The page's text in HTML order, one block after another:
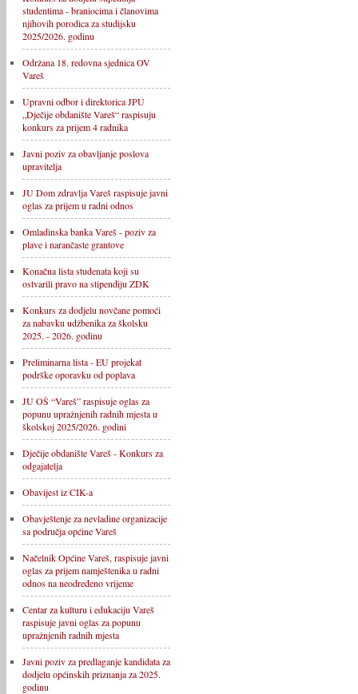
studentima - braniocima i članovima
njihovih porodica za studijsku
2025/2026. godinu
Održana 18. redovna sjednica OV
Vareš
Upravni odbor i direktorica JPU
„Dječije obdanište Vareš“ raspisuju
konkurs za prijem 4 radnika
Javni poziv za obavljanje poslova
upravitelja
JU Dom zdravlja Vareš raspisuje javni
oglas za prijem u radni odnos
Omladinska banka Vareš - poziv za
plave i narančaste grantove
Konačna lista studenata koji su
ostvarili pravo na stipendiju ZDK
Konkurs za dodjelu novčane pomoći
za nabavku udžbenika za školsku
2025. - 2026. godinu
Preliminarna lista - EU projekat
podrške oporavku od poplava
JU OŠ “Vareš” raspisuje oglas za
popunu upražnjenih radnih mjesta u
školskoj 2025/2026. godini
Dječije obdanište Vareš - Konkurs za
odgajatelja
Obavijest iz CIK-a
Obavještenje za nevladine organizacije
sa područja općine Vareš
Načelnik Općine Vareš, raspisuje javni
oglas za prijem namještenika u radni
odnos na neodređeno vrijeme
Centar za kulturu i edukaciju Vareš
raspisuje javni oglas za popunu
upražnjenih radnih mjesta
Javni poziv za predlaganje kandidata za
dodjelu općinskih priznanja za 2025.
godinu